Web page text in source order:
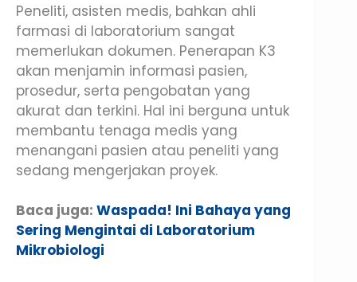
Peneliti, asisten medis, bahkan ahli
farmasi di laboratorium sangat
memerlukan dokumen. Penerapan K3
akan menjamin informasi pasien,
prosedur, serta pengobatan yang
akurat dan terkini. Hal ini berguna untuk
membantu tenaga medis yang
menangani pasien atau peneliti yang
sedang mengerjakan proyek.
Baca juga: Waspada! Ini Bahaya yang
Sering Mengintai di Laboratorium
Mikrobiologi